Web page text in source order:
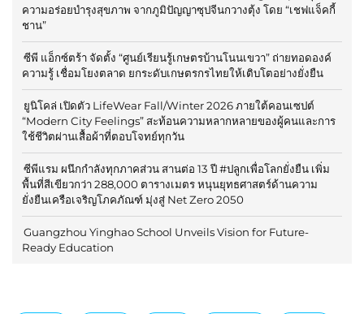
ความอร่อยบำรุงสุขภาพ จากภูมิปัญญาซุปจีนกวางตุ้ง โดย “เชฟแจ็คกี้
ชาน”
ซีพี แอ็กซ์ตร้า จัดตั้ง “ศูนย์เรียนรู้เกษตรบ้านโนนเขวา” ถ่ายทอดองค์
ความรู้ เชื่อมโยงตลาด ยกระดับเกษตรกรไทยให้เติบโตอย่างยั่งยืน
ยูนิโคล่ เปิดตัว LifeWear Fall/Winter 2026 ภายใต้คอนเซปต์
“Modern City Feelings” สะท้อนความหลากหลายของผู้คนและการ
ใช้ชีวิตผ่านเสื้อผ้าที่ตอบโจทย์ทุกวัน
ซีพีแรม ผนึกกำลังทุกภาคส่วน สานต่อ 13 ปี #ปลูกเพื่อโลกยั่งยืน เพิ่ม
พื้นที่สีเขียวกว่า 288,000 ตารางเมตร หนุนยุทธศาสตร์ด้านความ
ยั่งยืนเครือเจริญโภคภัณฑ์ มุ่งสู่ Net Zero 2050
Guangzhou Yinghao School Unveils Vision for Future-
Ready Education